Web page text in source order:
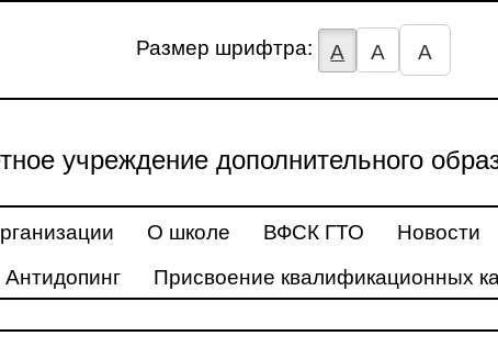
Размер шрифтра: А А А
учреждение дополнительного
О школе ВФСК ГТО Новости
Антидопинг Присвоение квалификационных